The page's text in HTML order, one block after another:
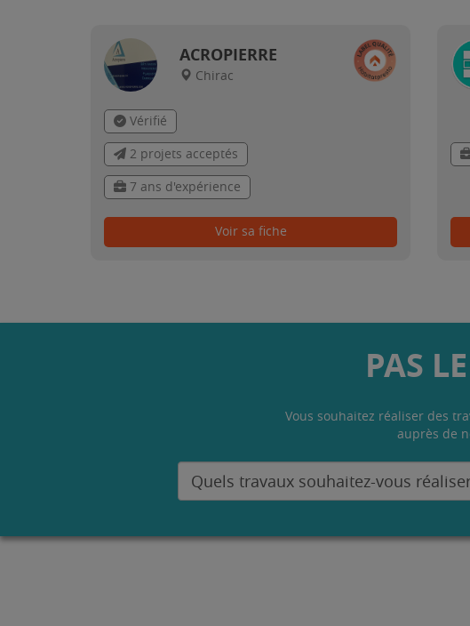
ACROPIERRE
Chirac
Vérifié
2 projets acceptés
7 ans d'expérience
Voir sa fiche
PAS
Vous souhaitez réaliser des
auprès de